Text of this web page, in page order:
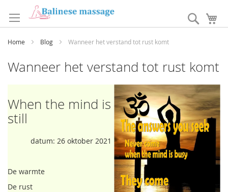
naar
de
Search
Home Blog Wanneer het verstand tot rust komt
Wanneer het verstand tot rust komt
When the mind is
still
datum: 26 oktober 2021
De warmte
De rust